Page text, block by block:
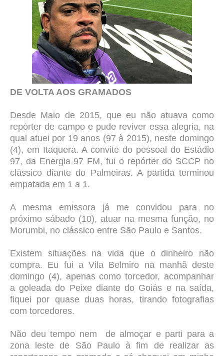
DE VOLTA AOS GRAMADOS
Desde Maio de 2015, que eu não atuava como
repórter de campo e pude reviver essa alegria, na
qual atuei por 19 anos (97 à 2015), neste domingo
(4), em Itaquera. A convite do pessoal do Estádio
97, da Energia 97 FM, fui o repórter do SCCP no
clássico diante do Palmeiras. A partida terminou
empatada em 1 a 1.
A mesma emissora já me convidou para no
próximo sábado (10), atuar na mesma função, no
Morumbi, no clássico entre São Paulo e Santos.
Existem situações na vida que o dinheiro não
compra. Eu fui a Vila Belmiro na manhã deste
domingo (4), apenas como torcedor, acompanhar
a goleada do Peixe diante do Goiás e na saída,
fiquei por quase duas horas, tirando fotografias
com torcedores.
Não deu tempo nem de almoçar e parti para a
zona leste de São Paulo à fim de realizar as